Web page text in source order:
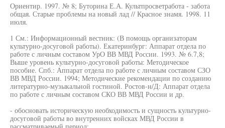
Ориентир. 1997. № 8; Буторина Е.А. Культпросветработа - забота
общая. Старые проблемы на новый лад // Красное знамя. 1998. 11
июля.
1 См.: Информационный вестник: (В помощь организаторам
культурно-досуговой работы). Екатеринбург: Аппарат отдела по
работе с личным составом УрО ВВ МВД России. 1993. № 6.7,8;
Выше уровень культурно-досуговой работы: Методическое
пособие. Спб.: Аппарат отдела по работе с личным составом СЗО
ВВ МВД России. 1994; Методические рекомендации по созданию
литературно-музыкальной гостиной. Ростов-н/Д: Аппарат отдела
по работе с личным составом СКО ВВ МВД России и др.
- обосновать историческую необходимость и сущность культурно-
досуговой работы во внутренних войсках МВД России в